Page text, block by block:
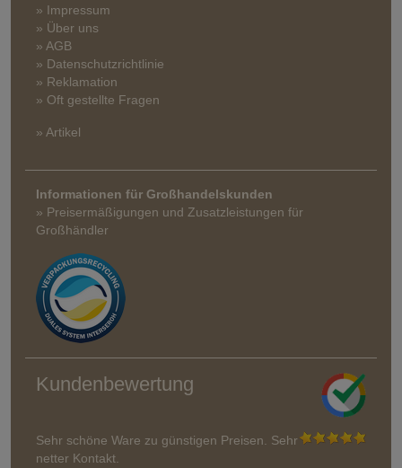
» Impressum
» Über uns
» AGB
» Datenschutzrichtlinie
» Reklamation
» Oft gestellte Fragen
» Artikel
Informationen für Großhandelskunden
» Preisermäßigungen und Zusatzleistungen für
Großhändler
Kundenbewertung
Sehr schöne Ware zu günstigen Preisen. Sehr
netter Kontakt.